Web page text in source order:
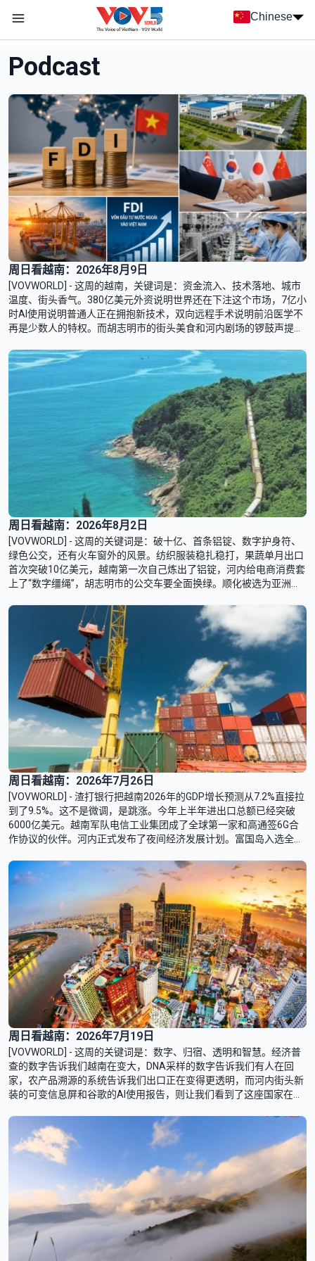
Chinese
Menu trang chủ tiếng Trung
menu phụ tiếng Trung
Podcast
周日看越南：2026年8月9日
[VOVWORLD] - 这周的越南，关键词是：资金流入、技术落地、城市
温度、街头香气。380亿美元外资说明世界还在下注这个市场，7亿小
时AI使用说明普通人正在拥抱新技术，双向远程手术说明前沿医学不
再是少数人的特权。而胡志明市的街头美食和河内剧场的锣鼓声提醒
周日看越南：2026年8月2日
[VOVWORLD] - 这周的关键词是：破十亿、首条铝锭、数字护身符、
绿色公交，还有火车窗外的风景。纺织服装稳扎稳打，果蔬单月出口
首次突破10亿美元，越南第一次自己炼出了铝锭，河内给电商消费套
上了“数字缰绳”，胡志明市的公交车要全面换绿。顺化被选为亚洲最
单。
周日看越南：2026年7月26日
[VOVWORLD] - 渣打银行把越南2026年的GDP增长预测从7.2%直接拉
到了9.5%。这不是微调，是跳涨。今年上半年进出口总额已经突破
6000亿美元。越南军队电信工业集团成了全球第一家和高通签6G合
作协议的伙伴。河内正式发布了夜间经济发展计划。富国岛入选全球
拿了世界第五。
周日看越南：2026年7月19日
[VOVWORLD] - 这周的关键词是：数字、归宿、透明和智慧。经济普
查的数字告诉我们越南在变大，DNA采样的数字告诉我们有人在回
家，农产品溯源的系统告诉我们出口正在变得更透明，而河内街头新
装的可变信息屏和谷歌的AI使用报告，则让我们看到了这座国家在智